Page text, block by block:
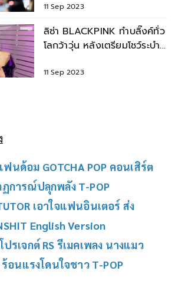
11 Sep 2023
ลิซ่า BLACKPINK ทำบลิ๊งค์ทั่ว
โลกว้าวุ่น หลังเตรียมโชว์ระบำ
11 Sep 2023
ด้อม GOTCHA POP คอนเสิร์ต
การณ์ปลุกพลัง T-POP
เอาใจแฟนอินเตอร์ ส่ง
English Version
ปรเจกต์ RS รีเมคเพลง นางแมว
อนแรงโดนใจชาว T-POP